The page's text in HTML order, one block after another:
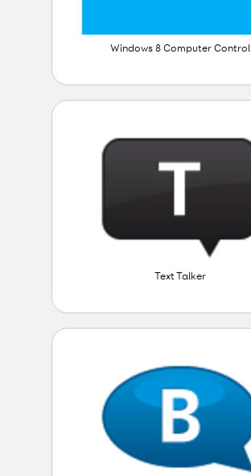
Windows 8 Computer Control
Text Talker